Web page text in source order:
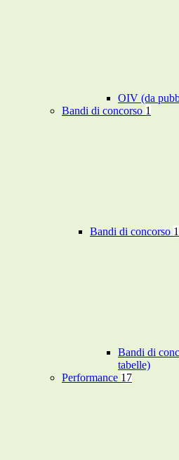
OIV (da
Bandi di concorso 1
Bandi di concorso 1
Bandi di
tabelle)
Performance 17